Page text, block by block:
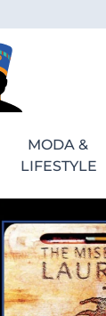
MODA &
LIFESTYLE